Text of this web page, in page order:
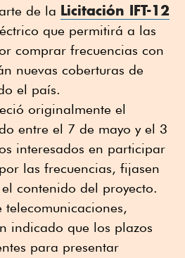
de la Licitación IFT-12
que permitirá a las
comprar frecuencias con
nuevas coberturas de
el país.
originalmente el
entre el 7 de mayo y el 3
interesados en participar
las frecuencias, fijasen
contenido del proyecto.
telecomunicaciones,
indicado que los plazos
para presentar